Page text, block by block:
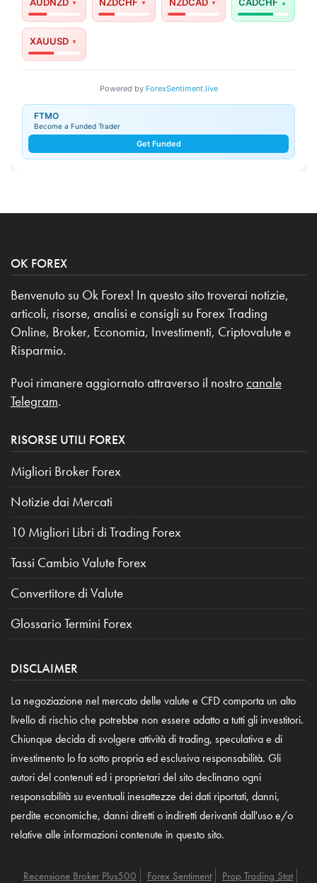
XAUUSD
Powered by ForexSentiment.live
FTMO
Become a Funded Trader
Get Funded
OK FOREX
Benvenuto su Ok Forex! In questo sito troverai notizie,
articoli, risorse, analisi e consigli su Forex Trading
Online, Broker, Economia, Investimenti, Criptovalute e
Risparmio.
Puoi rimanere aggiornato attraverso il nostro canale
Telegram.
RISORSE UTILI FOREX
Migliori Broker Forex
Notizie dai Mercati
10 Migliori Libri di Trading Forex
Tassi Cambio Valute Forex
Convertitore di Valute
Glossario Termini Forex
DISCLAIMER
La negoziazione nel mercato delle valute e CFD comporta un alto
livello di rischio che potrebbe non essere adatto a tutti gli investitori.
Chiunque decida di svolgere attività di trading, speculativa e di
investimento lo fa sotto propria ed esclusiva responsabilità. Gli
autori del contenuti ed i proprietari del sito declinano ogni
responsabilità su eventuali inesattezze dei dati riportati, danni,
perdite economiche, danni diretti o indiretti derivanti dall'uso e/o
relative alle informazioni contenute in questo sito.
Recensione Broker Plus500 Forex Sentiment Prop Trading Stat